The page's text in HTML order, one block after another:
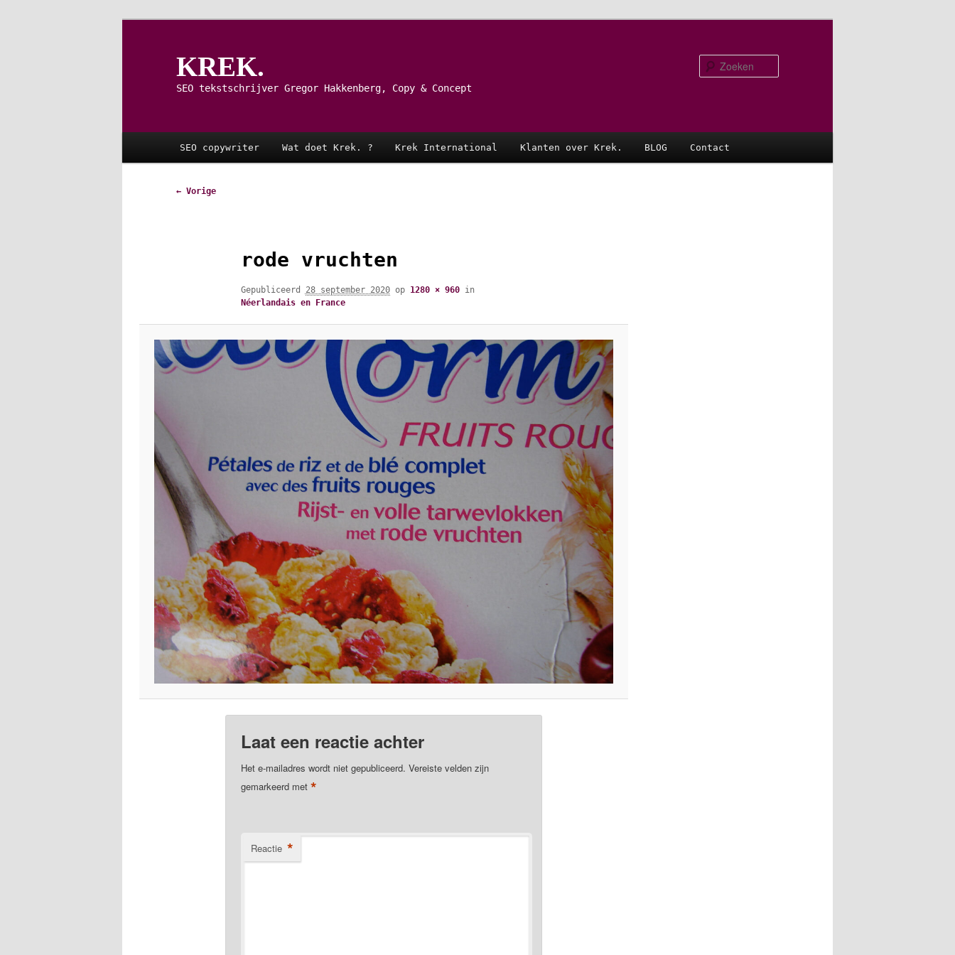
KREK.
SEO tekstschrijver Gregor Hakkenberg, Copy & Concept
SEO copywriter Wat doet Krek. ? Krek International Klanten over Krek. BLOG Contact
Afbeeldingsnavigatie
← Vorige
rode vruchten
Gepubliceerd 28 september 2020op 1280 × 960in
Néerlandais en France
Laat een reactie achter
Het e-mailadres wordt niet gepubliceerd. Vereiste velden zijn
gemarkeerd met *
Reactie *